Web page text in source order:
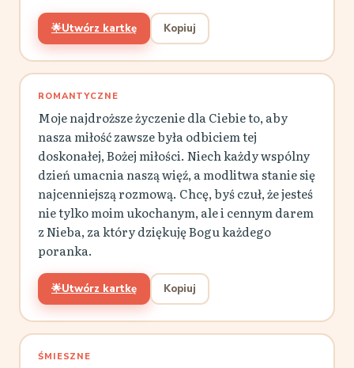
🌟Utwórz kartkę Kopiuj
ROMANTYCZNE
Moje najdroższe życzenie dla Ciebie to, aby
nasza miłość zawsze była odbiciem tej
doskonałej, Bożej miłości. Niech każdy wspólny
dzień umacnia naszą więź, a modlitwa stanie się
najcenniejszą rozmową. Chcę, byś czuł, że jesteś
nie tylko moim ukochanym, ale i cennym darem
z Nieba, za który dziękuję Bogu każdego
poranka.
🌟Utwórz kartkę Kopiuj
ŚMIESZNE